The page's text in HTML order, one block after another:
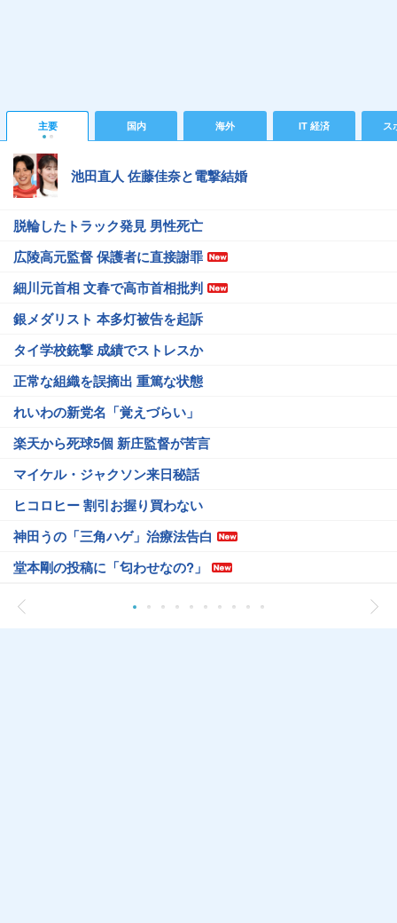
主要 国内 海外 IT 経済 ス
池田直人 佐藤佳奈と電撃結婚
脱輪したトラック発見 男性死亡
広陵高元監督 保護者に直接謝罪
細川元首相 文春で高市首相批判
銀メダリスト 本多灯被告を起訴
タイ学校銃撃 成績でストレスか
正常な組織を誤摘出 重篤な状態
れいわの新党名「覚えづらい」
楽天から死球5個 新庄監督が苦言
マイケル・ジャクソン来日秘話
ヒコロヒー 割引お握り買わない
神田うの「三角ハゲ」治療法告白
堂本剛の投稿に「匂わせなの?」